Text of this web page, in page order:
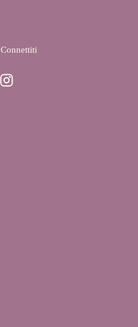
Connettiti